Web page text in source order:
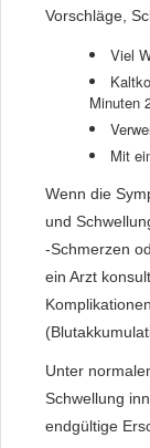
Vorschläge,
Viel
Minuten
Mit
Wenn die
und
-Schmerzen
ein Arzt
Unter
Schwellung
endgültige